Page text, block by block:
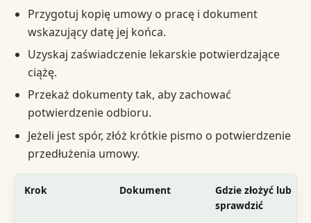
Przygotuj kopię umowy o pracę i dokument
wskazujący datę jej końca.
Uzyskaj zaświadczenie lekarskie potwierdzające
ciążę.
Przekaż dokumenty tak, aby zachować
potwierdzenie odbioru.
Jeżeli jest spór, złóż krótkie pismo o potwierdzenie
przedłużenia umowy.
Krok Dokument
Gdzie złożyć lub
sprawdzić